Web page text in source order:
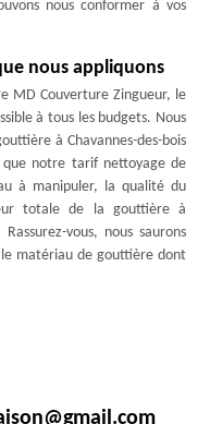
nous conformer à vos
nous appliquons
MD Couverture Zingueur, le
à tous les budgets. Nous
à Chavannes-des-bois
que notre tarif nettoyage de
à manipuler, la qualité du
totale de la gouttière à
vous, nous saurons
matériau de gouttière dont